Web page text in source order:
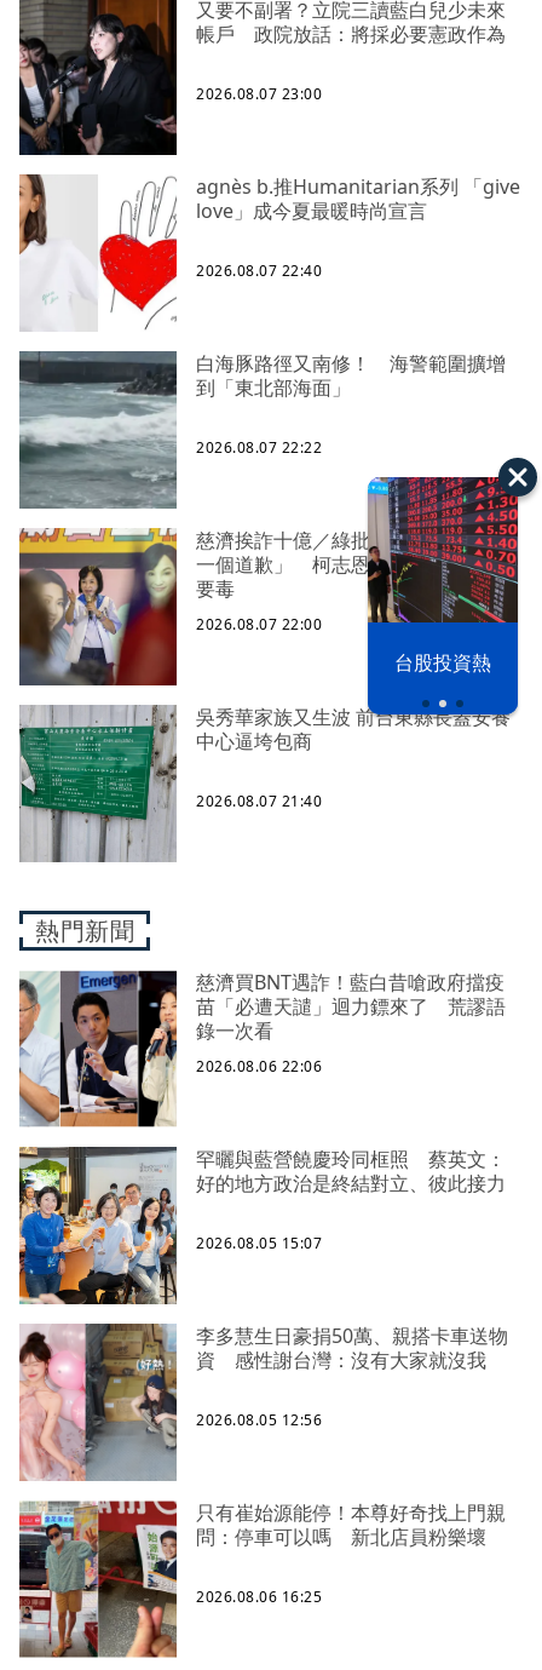
台股投資熱
又要不副署？立院三讀藍白兒少未來
帳戶 政院放話：將採必要憲政作為
2026.08.07 23:00
agnès b.推Humanitarian系列 「give
love」成今夏最暖時尚宣言
2026.08.07 22:40
白海豚路徑又南修！ 海警範圍擴增
到「東北部海面」
2026.08.07 22:22
慈濟挨詐十億／綠批抹黑「欠陳時中
一個道歉」 柯志恩反嗆：比病毒還
要毒
2026.08.07 22:00
吳秀華家族又生波 前台東縣長蓋安養
中心逼垮包商
2026.08.07 21:40
熱門新聞
慈濟買BNT遇詐！藍白昔嗆政府擋疫
苗「必遭天譴」迴力鏢來了 荒謬語
錄一次看
2026.08.06 22:06
罕曬與藍營饒慶玲同框照 蔡英文：
好的地方政治是終結對立、彼此接力
2026.08.05 15:07
李多慧生日豪捐50萬、親搭卡車送物
資 感性謝台灣：沒有大家就沒我
2026.08.05 12:56
只有崔始源能停！本尊好奇找上門親
問：停車可以嗎 新北店員粉樂壞
2026.08.06 16:25